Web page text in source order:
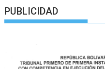
PUBLICIDAD